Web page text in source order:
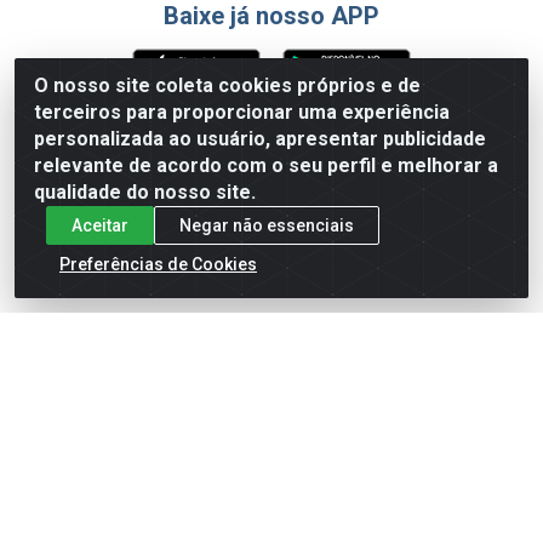
O nosso site coleta cookies próprios e de
terceiros para proporcionar uma experiência
personalizada ao usuário, apresentar publicidade
relevante de acordo com o seu perfil e melhorar a
qualidade do nosso site.
Aceitar
Negar não essenciais
Preferências de Cookies
Baixe já nosso APP
Formas de Pagamento